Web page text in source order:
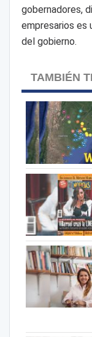
gobernadores,
empresarios es
del gobierno.
TAMBIÉN